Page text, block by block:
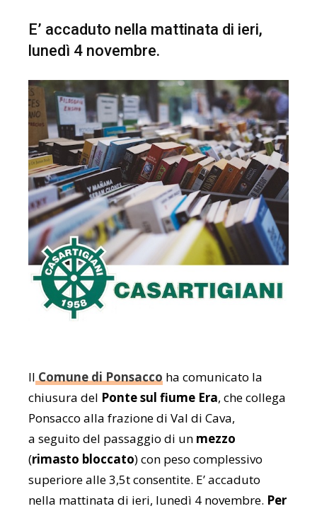
E’ accaduto nella mattinata di ieri,
lunedì 4 novembre.
Il Comune di Ponsacco ha comunicato la
chiusura del Ponte sul fiume Era, che collega
Ponsacco alla frazione di Val di Cava,
a seguito del passaggio di un mezzo
(rimasto bloccato) con peso complessivo
superiore alle 3,5t consentite. E’ accaduto
nella mattinata di ieri, lunedì 4 novembre. Per